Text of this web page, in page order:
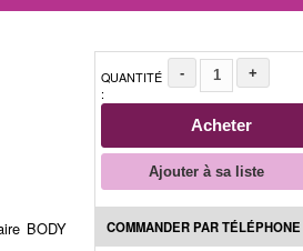
BODY
QUANTITÉ
:
- +
Acheter
Ajouter à sa liste
COMMANDER PAR TÉLÉPHONE